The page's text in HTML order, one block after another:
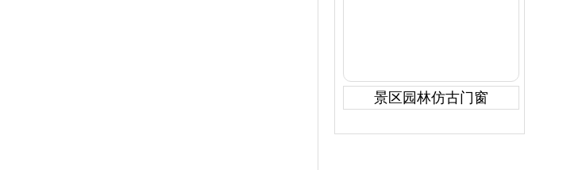
景区园林仿古门窗